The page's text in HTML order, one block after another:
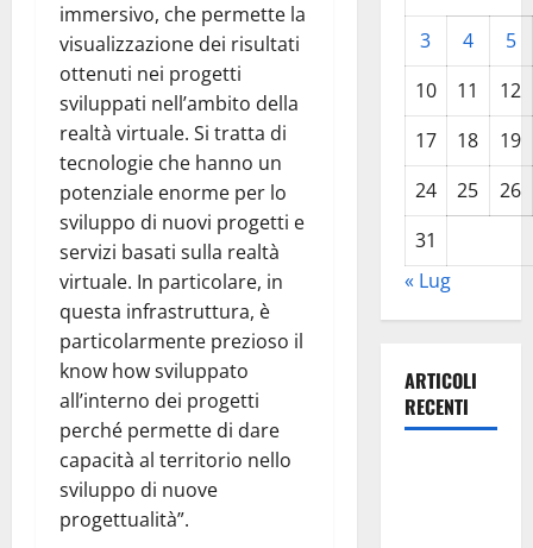
immersivo, che permette la
visualizzazione dei risultati
ottenuti nei progetti
sviluppati nell’ambito della
realtà virtuale. Si tratta di
tecnologie che hanno un
potenziale enorme per lo
sviluppo di nuovi progetti e
servizi basati sulla realtà
virtuale. In particolare, in
questa infrastruttura, è
particolarmente prezioso il
know how sviluppato
all’interno dei progetti
perché permette di dare
capacità al territorio nello
sviluppo di nuove
progettualità”.
3 4
5
10
11
12
17
18
19
24
25
26
31
« Lug
ARTICOLI
RECENTI